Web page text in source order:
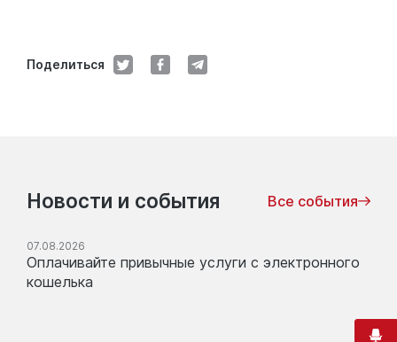
Поделиться
Новости и события Все события
07.08.2026
Оплачивайте привычные услуги с электронного
кошелька